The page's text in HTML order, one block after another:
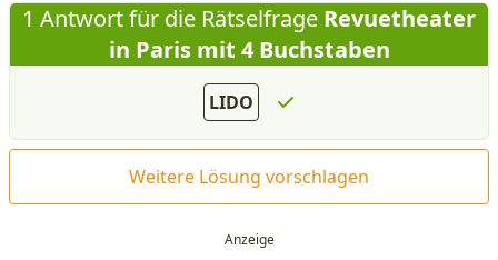
1 Antwort für die Rätselfrage Revuetheater
in Paris mit 4 Buchstaben
LIDO
Weitere Lösung vorschlagen